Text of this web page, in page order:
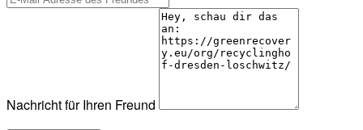
Nachricht für Ihren Freund